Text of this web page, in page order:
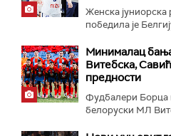
Женска јуниорска
победила је
Минималац
Витебска,
предности
Фудбалери Борца
белоруски МЛ